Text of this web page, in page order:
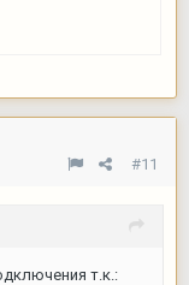
#11
т.к.: